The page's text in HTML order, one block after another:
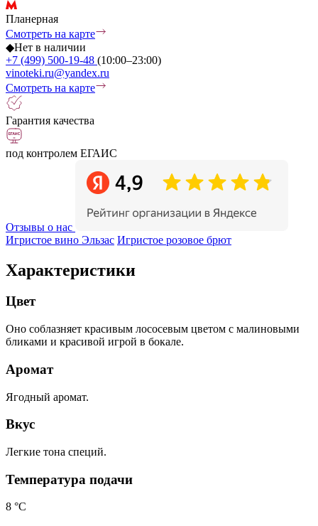
Планерная
Смотреть на карте
◆Нет в наличии
+7 (499) 500-19-48 (10:00–23:00)
vinoteki.ru@yandex.ru
Смотреть на карте
Гарантия качества
под контролем ЕГАИС
Отзывы о нас
Игристое вино Эльзас Игристое розовое брют
Характеристики
Цвет
Оно соблазняет красивым лососевым цветом с малиновыми
бликами и красивой игрой в бокале.
Аромат
Ягодный аромат.
Вкус
Легкие тона специй.
Температура подачи
8 °С